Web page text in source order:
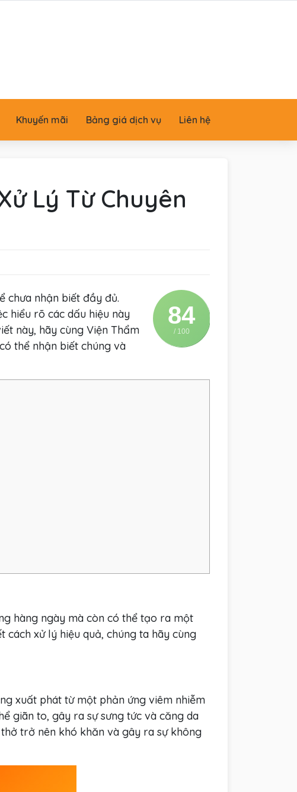
Khuyến mãi Bảng giá dịch vụ Liên hệ
Lý Từ Chuyên
84
/ 100
chưa nhận biết đầy đủ.
hiểu rõ các dấu hiệu này
này, hãy cùng Viện Thẩm
thể nhận biết chúng và
hàng ngày mà còn có thể tạo ra một
xử lý hiệu quả, chúng ta hãy cùng
xuất phát từ một phản ứng viêm nhiễm
giãn to, gây ra sự sưng tức và căng da
trở nên khó khăn và gây ra sự không